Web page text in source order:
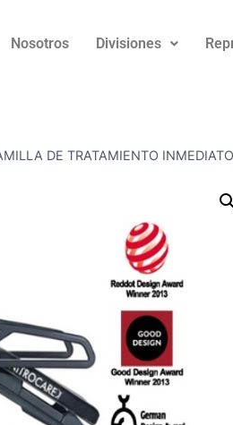
Nosotros Divisiones
DE TRATAMIENTO